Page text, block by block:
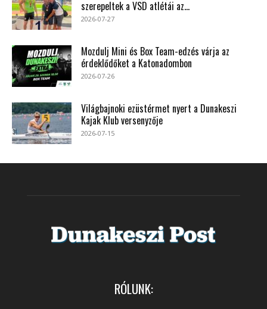
szerepeltek a VSD atlétái az...
2026-07-27
Mozdulj Mini és Box Team-edzés várja az
érdeklődőket a Katonadombon
2026-07-26
Világbajnoki ezüstérmet nyert a Dunakeszi
Kajak Klub versenyzője
2026-07-15
RÓLUNK: